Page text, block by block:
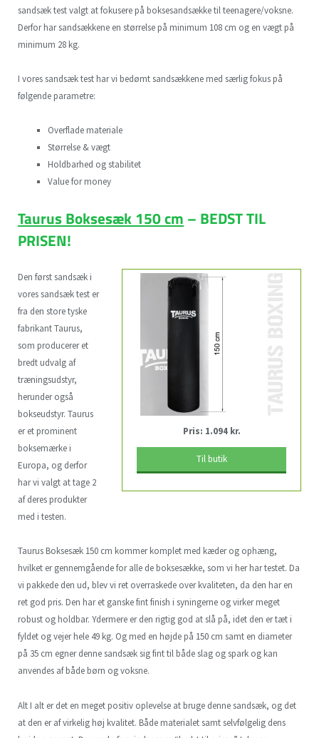
sandsæk test valgt at fokusere på boksesandsække til teenagere/voksne.
Derfor har sandsækkene en størrelse på minimum 108 cm og en vægt på
minimum 28 kg.
I vores sandsæk test har vi bedømt sandsækkene med særlig fokus på
følgende parametre:
Overflade materiale
Størrelse & vægt
Holdbarhed og stabilitet
Value for money
Taurus Boksesæk 150 cm – BEDST TIL
PRISEN!
Pris: 1.094 kr.
Til butik
Den først sandsæk i
vores sandsæk test er
fra den store tyske
fabrikant Taurus,
som producerer et
bredt udvalg af
træningsudstyr,
herunder også
bokseudstyr. Taurus
er et prominent
boksemærke i
Europa, og derfor
har vi valgt at tage 2
af deres produkter
med i testen.
Taurus Boksesæk 150 cm kommer komplet med kæder og ophæng,
hvilket er gennemgående for alle de boksesække, som vi her har testet. Da
vi pakkede den ud, blev vi ret overraskede over kvaliteten, da den har en
ret god pris. Den har et ganske fint finish i syningerne og virker meget
robust og holdbar. Ydermere er den rigtig god at slå på, idet den er tæt i
fyldet og vejer hele 49 kg. Og med en højde på 150 cm samt en diameter
på 35 cm egner denne sandsæk sig fint til både slag og spark og kan
anvendes af både børn og voksne.
Alt I alt er det en meget positiv oplevelse at bruge denne sandsæk, og det
at den er af virkelig høj kvalitet. Både materialet samt selvfølgelig dens